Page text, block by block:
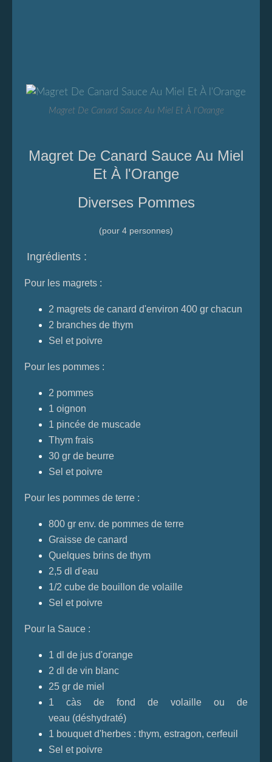
Magret De Canard Sauce Au Miel Et À l'Orange
Magret De Canard Sauce Au Miel
Et À l'Orange
Diverses Pommes
(pour 4 personnes)
Ingrédients :
Pour les magrets :
2 magrets de canard d'environ 400 gr chacun
2 branches de thym
Sel et poivre
Pour les pommes :
2 pommes
1 oignon
1 pincée de muscade
Thym frais
30 gr de beurre
Sel et poivre
Pour les pommes de terre :
800 gr env. de pommes de terre
Graisse de canard
Quelques brins de thym
2,5 dl d'eau
1/2 cube de bouillon de volaille
Sel et poivre
Pour la Sauce :
1 dl de jus d'orange
2 dl de vin blanc
25 gr de miel
1 càs de fond de volaille ou de
veau (déshydraté)
1 bouquet d'herbes : thym, estragon, cerfeuil
Sel et poivre